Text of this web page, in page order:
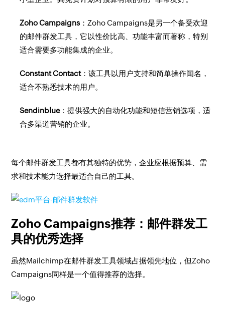
Zoho Campaigns ：Zoho Campaigns是另一个备受欢迎
的邮件群发工具，它以性价比高、功能丰富而著称，特别
适合需要多功能集成的企业。
Constant Contact：该工具以用户支持和简单操作闻名，
适合不熟悉技术的用户。
Sendinblue：提供强大的自动化功能和短信营销选项，适
合多渠道营销的企业。
每个邮件群发工具都有其独特的优势，企业应根据预算、需
求和技术能力选择最适合自己的工具。
Zoho Campaigns推荐：邮件群发工
具的优秀选择
虽然Mailchimp在邮件群发工具领域占据领先地位，但Zoho
Campaigns同样是一个值得推荐的选择。